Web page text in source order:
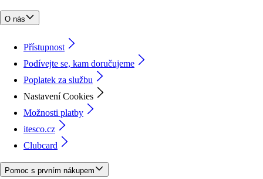
O nás
Přístupnost
Podívejte se, kam doručujeme
Poplatek za službu
Nastavení Cookies
Možnosti platby
itesco.cz
Clubcard
Pomoc s prvním nákupem